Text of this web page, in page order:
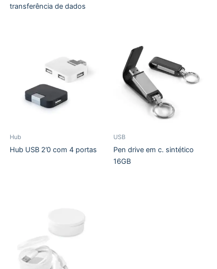
transferência de dados
Hub
Hub USB 2’0 com 4 portas
USB
Pen drive em c. sintético
16GB